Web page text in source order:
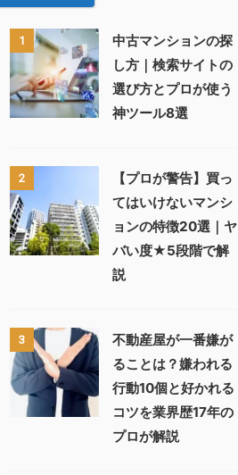
1
中古マンションの探
し方｜検索サイトの
選び方とプロが使う
神ツール8選
2
【プロが警告】買っ
てはいけないマンシ
ョンの特徴20選｜ヤ
バい度★5段階で解
説
3
不動産屋が一番嫌が
ることは？嫌われる
行動10個と好かれる
コツを業界歴17年の
プロが解説